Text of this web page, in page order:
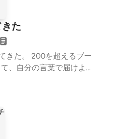
た
超えるブー
、自分の言葉で届けよう
stand.fmでは、この放送